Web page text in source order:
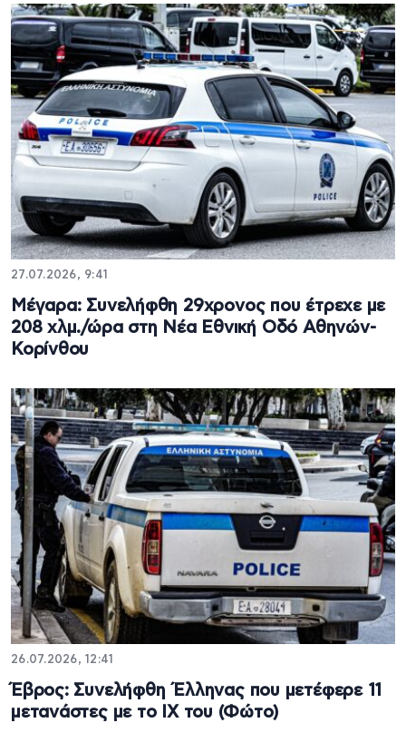
27.07.2026, 9:41
Μέγαρα: Συνελήφθη 29χρονος που έτρεχε με
208 χλμ./ώρα στη Νέα Εθνική Οδό Αθηνών-
Κορίνθου
26.07.2026, 12:41
Έβρος: Συνελήφθη Έλληνας που μετέφερε 11
μετανάστες με το ΙΧ του (Φώτο)